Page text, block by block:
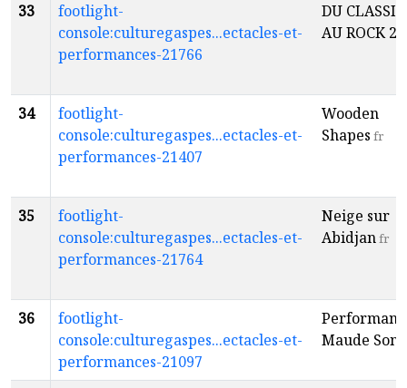
33
footlight-
console:culturegaspes...ectacles-et-
performances-21766
DU
AU ROCK 2
34
footlight-
console:culturegaspes...ectacles-et-
performances-21407
Wooden
Shapes fr
35
footlight-
console:culturegaspes...ectacles-et-
performances-21764
Neige sur
Abidjanfr
36
footlight-
console:culturegaspes...ectacles-et-
performances-21097
Maude